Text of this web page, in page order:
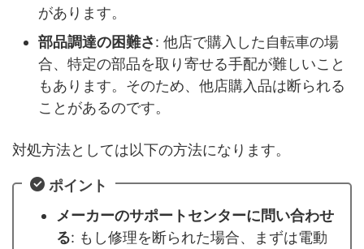
があります。
部品調達の困難さ: 他店で購入した自転車の場
合、特定の部品を取り寄せる手配が難しいこと
もあります。そのため、他店購入品は断られる
ことがあるのです。
対処方法としては以下の方法になります。
ポイント
メーカーのサポートセンターに問い合わせ
る: もし修理を断られた場合、まずは電動